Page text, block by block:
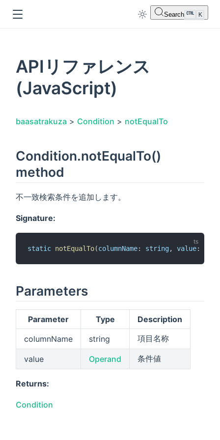
Search K
APIリファレンス
(JavaScript)
baasatrakuza > Condition > notEqualTo
Condition.notEqualTo()
method
不一致検索条件を追加します。
Signature:
static notEqualTo(columnName: string, value:
Parameters
Parameter Type
Description
columnName
string 項目名称
value Operand 条件値
Returns:
Condition